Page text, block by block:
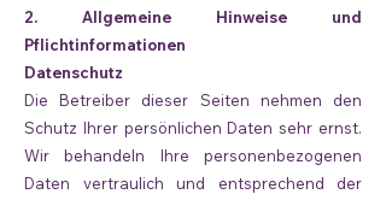
2. Allgemeine Hinweise und
Pflichtinformationen
Datenschutz
Die Betreiber dieser Seiten nehmen den
Schutz Ihrer persönlichen Daten sehr ernst.
Wir behandeln Ihre personenbezogenen
Daten vertraulich und entsprechend der